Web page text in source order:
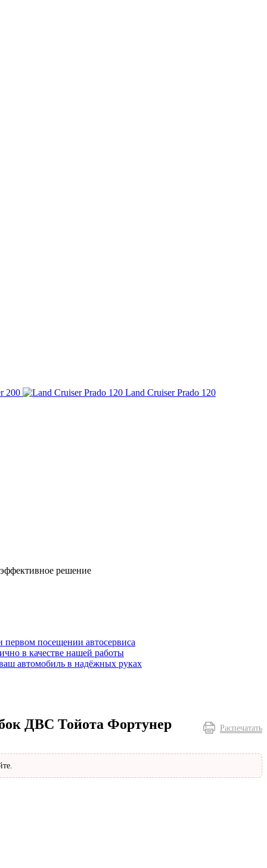
200
Land Cruiser Prado 120
решение
первом посещении автосервиса
в качестве нашей работы
автомобиль в надёжных руках
Распечатать
ДВС Тойота Фортунер